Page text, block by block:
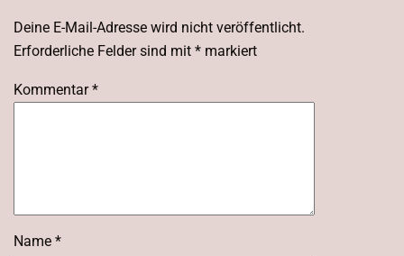
Deine E-Mail-Adresse wird nicht veröffentlicht.
Erforderliche Felder sind mit* markiert
Kommentar*
Name*